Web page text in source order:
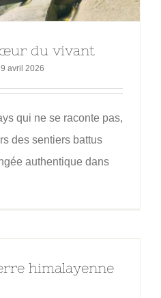
du vivant
9 avril 2026
qui ne se raconte pas,
des sentiers battus
authentique dans
himalayenne